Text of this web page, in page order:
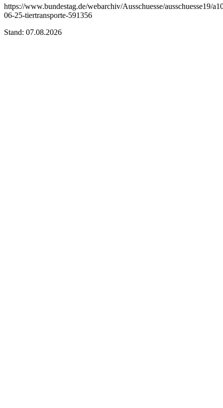
https://www.bundestag.de/webarchiv/Ausschuesse/ausschuesse19/
06-25-tiertransporte-591356
Stand: 07.08.2026